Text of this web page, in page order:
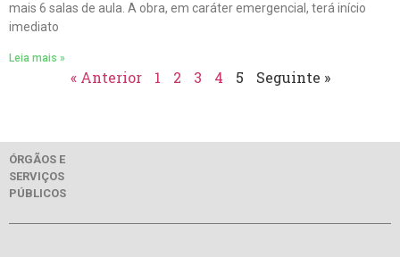
mais 6 salas de aula. A obra, em caráter emergencial, terá início
imediato
Leia mais »
« Anterior 1 2 3 4 5 Seguinte »
ÓRGÃOS E
SERVIÇOS
PÚBLICOS